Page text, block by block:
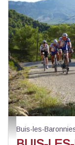
Montée dans l'Aygue
Buis-les-